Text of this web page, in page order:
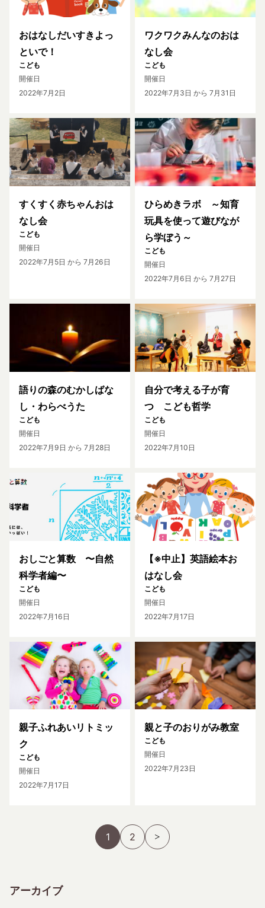
おはなしだいすきよっ
といで！
こども
開催日
2022年7月2日
ワクワクみんなのおは
なし会
こども
開催日
2022年7月3日 から 7月31日
すくすく赤ちゃんおは
なし会
こども
開催日
2022年7月5日 から 7月26日
ひらめきラボ ～知育
玩具を使って遊びなが
ら学ぼう～
こども
開催日
2022年7月6日 から 7月27日
語りの森のむかしばな
し・わらべうた
こども
開催日
2022年7月9日 から 7月28日
自分で考える子が育
つ こども哲学
こども
開催日
2022年7月10日
おしごと算数 〜自然
科学者編〜
こども
開催日
2022年7月16日
【※中止】英語絵本お
はなし会
こども
開催日
2022年7月17日
親子ふれあいリトミッ
ク
こども
開催日
2022年7月17日
親と子のおりがみ教室
こども
開催日
2022年7月23日
1 2
アーカイブ